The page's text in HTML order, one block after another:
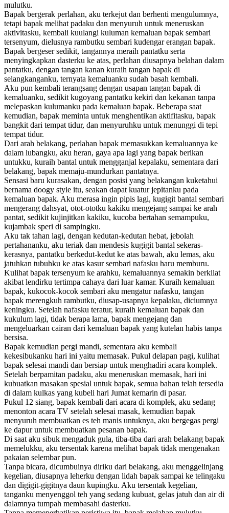
mulutku.
Bapak bergerak perlahan, aku terkejut dan berhenti mengulumnya,
tetapi bapak melihat padaku dan menyuruh untuk meneruskan
aktivitasku, kembali kuulangi kuluman kemaluan bapak sembari
tersenyum, dielusnya rambutku sembari kudengar erangan bapak.
Bapak bergeser sedikit, tangannya meraih pantatku serta
menyingkapkan dasterku ke atas, perlahan diusapnya belahan dalam
pantatku, dengan tangan kanan kuraih tangan bapak di
selangkanganku, ternyata kemaluanku sudah basah kembali.
Aku pun kembali terangsang dengan usapan tangan bapak di
kemaluanku, sedikit kugoyang pantatku kekiri dan kekanan tanpa
melepaskan kulumanku pada kemaluan bapak. Beberapa saat
kemudian, bapak meminta untuk menghentikan aktifitasku, bapak
bangkit dari tempat tidur, dan menyuruhku untuk menunggi di tepi
tempat tidur.
Dari arah belakang, perlahan bapak memasukkan kemaluannya ke
dalam lubangku, aku heran, gaya apa lagi yang bapak berikan
untukku, kuraih bantal untuk mengganjal kepalaku, sementara dari
belakang, bapak memaju-mundurkan pantatnya.
Sensasi baru kurasakan, dengan posisi yang belakangan kuketahui
bernama doogy style itu, seakan dapat kuatur jepitanku pada
kemaluan bapak. Aku merasa ingin pipis lagi, kugigit bantal sembari
mengerang dahsyat, otot-ototku kakiku mengejang sampai ke arah
pantat, sedikit kujinjitkan kakiku, kucoba bertahan semampuku,
kujambak speri di sampingku.
Aku tak tahan lagi, dengan kedutan-kedutan hebat, jebolah
pertahananku, aku teriak dan mendesis kugigit bantal sekeras-
kerasnya, pantatku berkedut-kedut ke atas bawah, aku lemas, aku
jatuhkan tubuhku ke atas kasur sembari nafasku haru memburu.
Kulihat bapak tersenyum ke arahku, kemaluannya semakin berkilat
akibat lendirku tertimpa cahaya dari luar kamar. Kuraih kemaluan
bapak, kukocok-kocok sembari aku mengatur nafasku, tangan
bapak merengkuh rambutku, diusap-usapnya kepalaku, diciumnya
keningku. Setelah nafasku teratur, kuraih kemaluan bapak dan
kukulum lagi, tidak berapa lama, bapak mengejang dan
mengeluarkan cairan dari kemaluan bapak yang kutelan habis tanpa
bersisa.
Bapak kemudian pergi mandi, sementara aku kembali
kekesibukanku hari ini yaitu memasak. Pukul delapan pagi, kulihat
bapak selesai mandi dan bersiap untuk menghadiri acara komplek.
Setelah berpamitan padaku, aku meneruskan memasak, hari ini
kubuatkan masakan spesial untuk bapak, semua bahan telah tersedia
di dalam kulkas yang kubeli hari Jumat kemarin di pasar.
Pukul 12 siang, bapak kembali dari acara di komplek, aku sedang
menonton acara TV setelah selesai masak, kemudian bapak
menyuruh membuatkan es teh manis untuknya, aku bergegas pergi
ke dapur untuk membuatkan pesanan bapak.
Di saat aku sibuk mengaduk gula, tiba-tiba dari arah belakang bapak
memelukku, aku tersentak karena melihat bapak tidak mengenakan
pakaian selembar pun.
Tanpa bicara, dicumbuinya diriku dari belakang, aku menggelinjang
kegelian, diusapnya leherku dengan lidah bapak sampai ke telingaku
dan digigit-gigitnya daun kupingku. Aku tersentak kegelian,
tanganku menyenggol teh yang sedang kubuat, gelas jatuh dan air di
dalamnya tumpah membasahi dasterku.